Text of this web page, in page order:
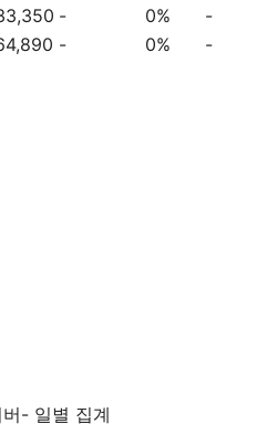
- 0%
-
- 0% -
- 일별 집계